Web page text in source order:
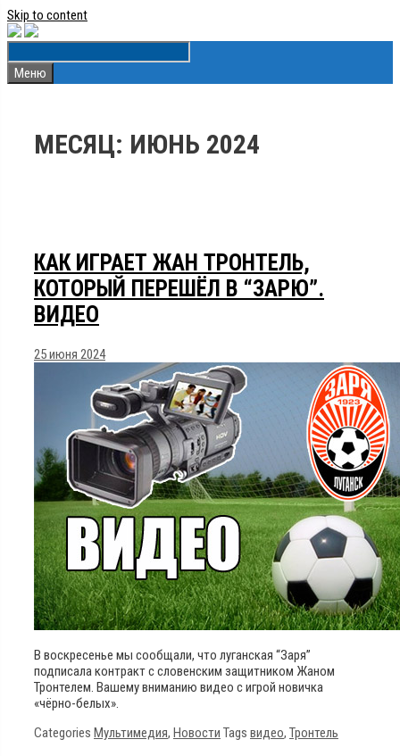
Skip to content
Меню
МЕСЯЦ: ИЮНЬ 2024
КАК ИГРАЕТ ЖАН ТРОНТЕЛЬ,
КОТОРЫЙ ПЕРЕШЁЛ В “ЗАРЮ”.
ВИДЕО
25 июня 2024
В воскресенье мы сообщали, что луганская “Заря”
подписала контракт с словенским защитником Жаном
Тронтелем. Вашему вниманию видео с игрой новичка
«чёрно-белых».
Categories Мультимедия, Новости Tags видео, Тронтель